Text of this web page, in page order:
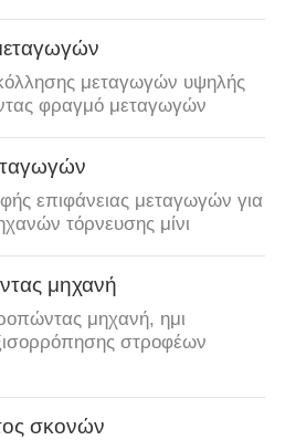
μεταγωγών υψηλής
φραγμό μεταγωγών
επιφάνειας μεταγωγών για
τόρνευσης μίνι
μηχανή
μηχανή, ημι
στροφέων
σκονών